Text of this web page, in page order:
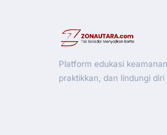
Platform edukasi
praktikkan, dan lindungi